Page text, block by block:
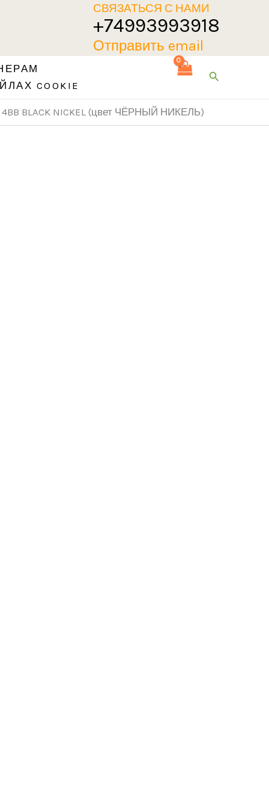
СВЯЗАТЬСЯ С НАМИ
+74993993918
Отправить email
COOKIE
Поиск
BLACK NICKEL (цвет ЧЁРНЫЙ НИКЕЛЬ)